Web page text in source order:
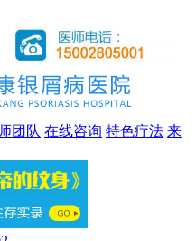
团队 在线咨询 特色疗法 来